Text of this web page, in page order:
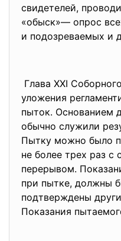
свидетелей,
«обыск»— опрос
и подозреваемых и
Глава XXI Соборного
уложения
пыток. Основанием
обычно служили
Пытку можно было
не более трех раз с
перерывом.
при пытке, должны
подтверждены
Показания